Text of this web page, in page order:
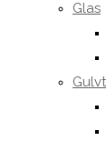
Glas